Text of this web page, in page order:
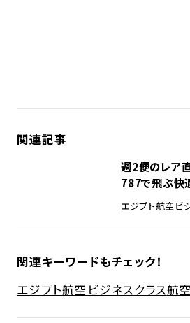
関連記事
週2便のレア
787で飛ぶ快
エジプト航空ビ
関連キーワードもチェック！
エジプト航空 ビジネスクラス航